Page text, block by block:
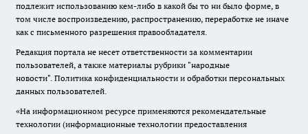
подлежит использованию кем-либо в какой бы то ни было форме, в
том числе воспроизведению, распространению, переработке не иначе
как с письменного разрешения правообладателя.
Редакция портала не несет ответственности за комментарии
пользователей, а также материалы рубрики "народные
новости". Политика конфиденциальности и обработки персональных
данных пользователей.
«На информационном ресурсе применяются рекомендательные
технологии (информационные технологии предоставления